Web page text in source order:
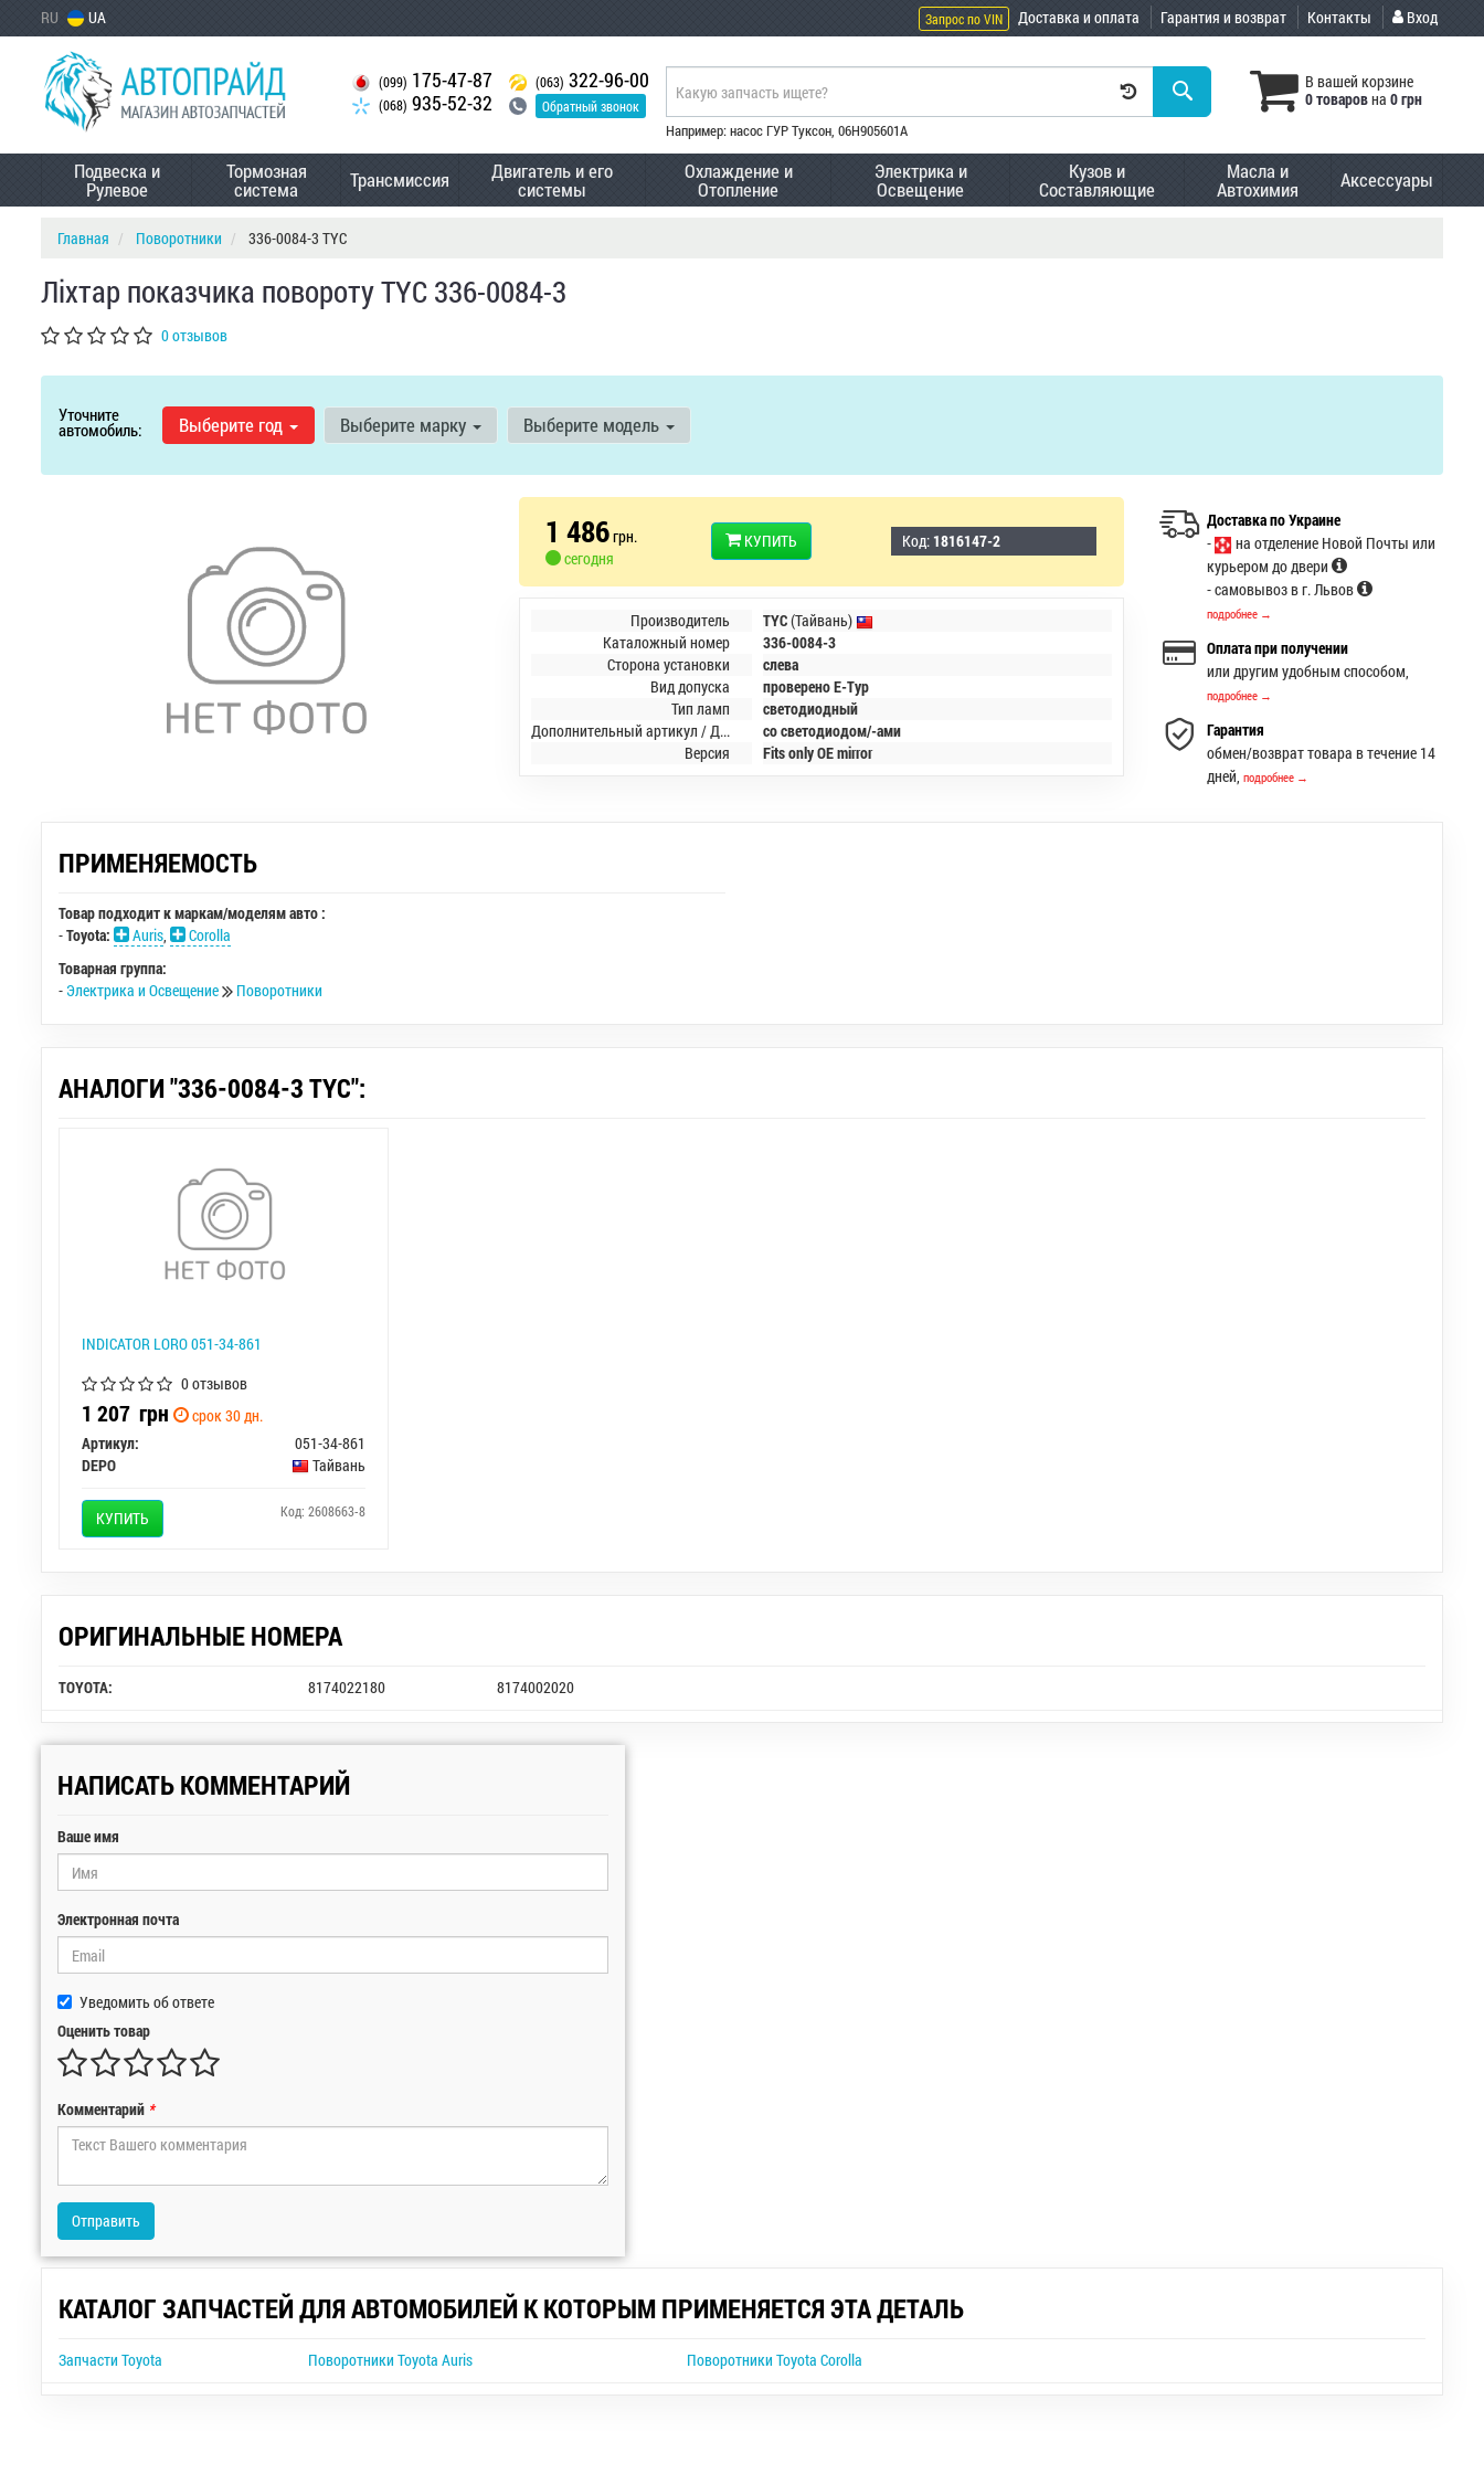
RU UA Запрос по VIN Доставка и оплата Гарантия и возврат Контакты Вход
(099) 175-47-87
(068) 935-52-32
(063) 322-96-00
Обратный звонок
В вашей корзине
0 товаровна 0 грн
Например: насос ГУР Туксон, 06H905601A
Подвеска и
Рулевое
Тормозная
система Трансмиссия Двигатель и его
системы
Охлаждение и
Отопление
Электрика и
Освещение
Кузов и
Составляющие
Масла и
Автохимия Аксессуары
Главная Поворотники 336-0084-3 TYC
Ліхтар показчика повороту TYC 336-0084-3
0 отзывов
Уточните
автомобиль: Выберите год Выберите марку Выберите модель
1 486грн.
сегодня
КУПИТЬ Код: 1816147-2
Производитель TYC(Тайвань)
Каталожный номер
336-0084-3
Сторона установки
слева
Вид допуска
проверено E-Typ
Тип ламп
светодиодный
Дополнительный артикул / Дополнительная информация
со светодиодом/-ами
Версия
Fits only OE mirror
Доставка по Украине
-
на отделение Новой Почты или
курьером до двери
- самовывоз в г. Львов
подробнее →
Оплата при получении
или другим удобным способом,
подробнее →
Гарантия
обмен/возврат товара в течение 14
дней,подробнее →
ПРИМЕНЯЕМОСТЬ
Товар подходит к маркам/моделям авто :
-Toyota: Auris,
Corolla
Товарная группа:
- Электрика и Освещение Поворотники
АНАЛОГИ "336-0084-3 TYC":
INDICATOR LORO 051-34-861
0 отзывов
1 207 грн
срок 30 дн.
Артикул:
051-34-861
DEPO
Тайвань
КУПИТЬ Код: 2608663-8
ОРИГИНАЛЬНЫЕ НОМЕРА
TOYOTA: 8174022180 8174002020
НАПИСАТЬ КОММЕНТАРИЙ
Ваше имя
Электронная почта
Уведомить об ответе
Оценить товар
Комментарий *
Отправить
КАТАЛОГ ЗАПЧАСТЕЙ ДЛЯ АВТОМОБИЛЕЙ К КОТОРЫМ ПРИМЕНЯЕТСЯ ЭТА ДЕТАЛЬ
Запчасти Toyota Поворотники Toyota Auris Поворотники Toyota Corolla